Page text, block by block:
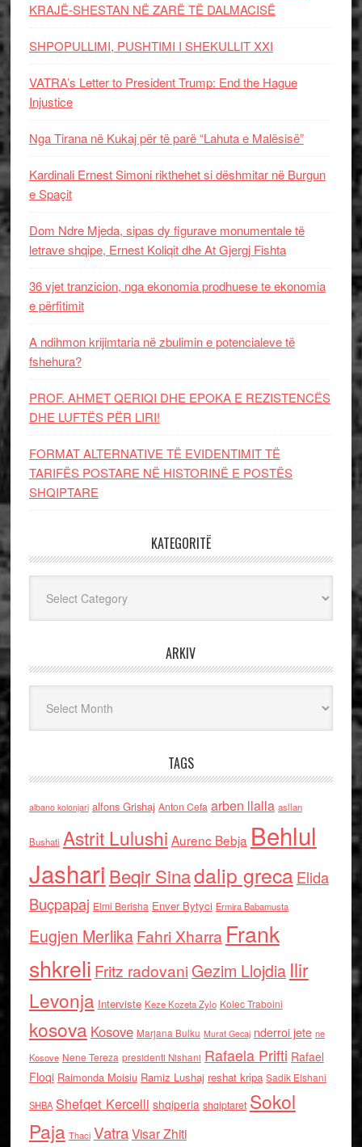
KRAJË-SHESTAN NË ZARË TË DALMACISË
SHPOPULLIMI, PUSHTIMI I SHEKULLIT XXI
VATRA’s Letter to President Trump: End the Hague
Injustice
Nga Tirana në Kukaj për të parë “Lahuta e Malësisë”
Kardinali Ernest Simoni rikthehet si dëshmitar në Burgun
e Spaçit
Dom Ndre Mjeda, sipas dy figurave monumentale të
letrave shqipe, Ernest Koliqit dhe At Gjergj Fishta
36 vjet tranzicion, nga ekonomia prodhuese te ekonomia
e përfitimit
A ndihmon krijimtaria në zbulimin e potencialeve të
fshehura?
PROF. AHMET QERIQI DHE EPOKA E REZISTENCЁS
DHE LUFTЁS PЁR LIRI!
FORMAT ALTERNATIVE TË EVIDENTIMIT TË
TARIFËS POSTARE NË HISTORINË E POSTËS
SHQIPTARE
KATEGORITË
ARKIV
TAGS
albano kolonjari alfons Grishaj Anton Cefa arben llalla asllan
Bushati Astrit Lulushi Aurenc Bebja Behlul
Jashari Beqir Sinadalip grecaElida
Buçpapaj Elmi Berisha Enver Bytyci Ermira Babamusta
Eugjen MerlikaFahri Xharra Frank
shkreli Fritz radovaniGezim Llojdia Ilir
Levonja Interviste Keze Kozeta Zylo Kolec Traboini
kosova Kosove Marjana Bulku Murat Gecaj nderroi jete ne
Kosove Nene Tereza presidenti Nishani Rafaela Prifti Rafael
Floqi Raimonda Moisiu Ramiz Lushaj reshat kripa Sadik Elshani
SHBA Shefqet Kercelli shqiperia shqiptaret Sokol
Paja Thaci VatraVisar Zhiti